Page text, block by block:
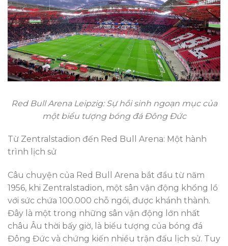
Red Bull Arena Leipzig: Sự hồi sinh ngoạn mục của
một biểu tượng bóng đá Đông Đức
Từ Zentralstadion đến Red Bull Arena: Một hành
trình lịch sử
Câu chuyện của Red Bull Arena bắt đầu từ năm
1956, khi Zentralstadion, một sân vận động khổng lồ
với sức chứa 100.000 chỗ ngồi, được khánh thành.
Đây là một trong những sân vận động lớn nhất
châu Âu thời bấy giờ, là biểu tượng của bóng đá
Đông Đức và chứng kiến nhiều trận đấu lịch sử. Tuy